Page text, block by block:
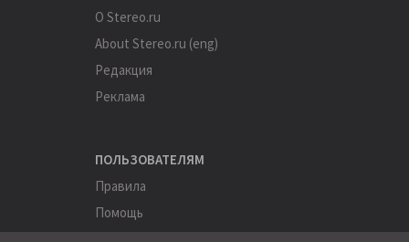
О Stereo.ru
About Stereo.ru (eng)
Редакция
Реклама
ПОЛЬЗОВАТЕЛЯМ
Правила
Помощь